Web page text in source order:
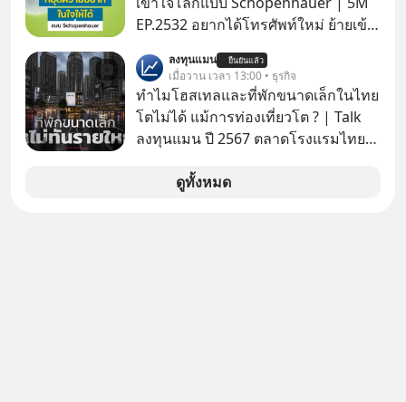
https://youtube.com/shorts/-
EP.2532 อยากได้โทรศัพท์ใหม่ ย้ายเข้า
เคยสงสัยไหมว่าทำไมพอได้ของที่อยาก
ได้มาแล้วความสุขนั้นกลับอยู่กับเราได้
ไม่นาน? นี่คือกลไกพื้นฐานของมนุษย์ที่
Arthur Schopenhauer นักปรัชญา
ชาวเยอรมันเคยอธิบายไว้เมื่อ 200 กว่า
ปีก่อน แล้วเราจะหยุดวงจรความอยาก
ในใจเพื่อความสุขที่ยั่งยืนได้อย่างไร?
ลงทุนแมน ยืนยันแล้ว
เมื่อวาน เวลา 13:00 • ธุรกิจ
ทำไมโฮสเทลและที่พักขนาดเล็กในไทย
โตไม่ได้ แม้การท่องเที่ยวโต ? | Talk
ลงทุนแมน ปี 2567 ตลาดโรงแรมไทย
หรือไม่ว่า รายได้กว่า 85% กระจุกอยู่กับ
ดูทั้งหมด